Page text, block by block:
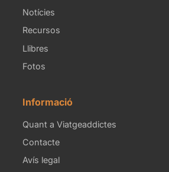
Notícies
Recursos
Llibres
Fotos
Informació
Quant a Viatgeaddictes
Contacte
Avís legal